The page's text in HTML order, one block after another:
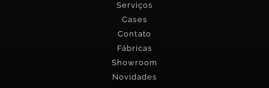
Serviços
Cases
Contato
Fábricas
Showroom
Novidades